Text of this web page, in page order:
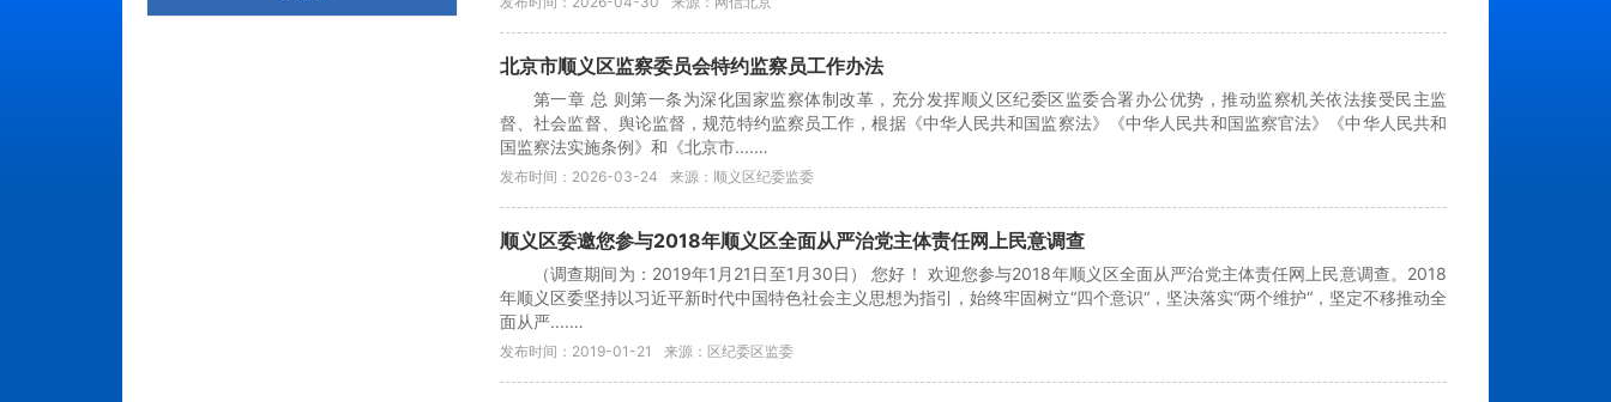
北京市顺义区监察委员会特约监察员工作办法
第一章 总 则第一条为深化国家监察体制改革，充分发挥顺义区纪委区监委合署办公优势，推动监察机关依法接受民主监
督、社会监督、舆论监督，规范特约监察员工作，根据《中华人民共和国监察法》《中华人民共和国监察官法》《中华人民共和
国监察法实施条例》和《北京市....…
发布时间：2026-03-24 来源：顺义区纪委监委
顺义区委邀您参与2018年顺义区全面从严治党主体责任网上民意调查
（调查期间为：2019年1月21日至1月30日） 您好！ 欢迎您参与2018年顺义区全面从严治党主体责任网上民意调查。2018
年顺义区委坚持以习近平新时代中国特色社会主义思想为指引，始终牢固树立“四个意识“，坚决落实“两个维护“，坚定不移推动全
面从严....…
发布时间：2019-01-21 来源：区纪委区监委